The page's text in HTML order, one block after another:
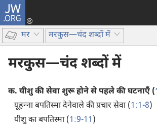
JW.ORG
मर मरकुस—चंद शब्दों में
मरकुस—चंद शब्दों में
क. यीशु की सेवा शुरू होने से पहले की घटनाएँ (
यूहन्‍ना बपतिस्मा देनेवाले की प्रचार सेवा (1:1-8)
यीशु का बपतिस्मा (1:9-11)